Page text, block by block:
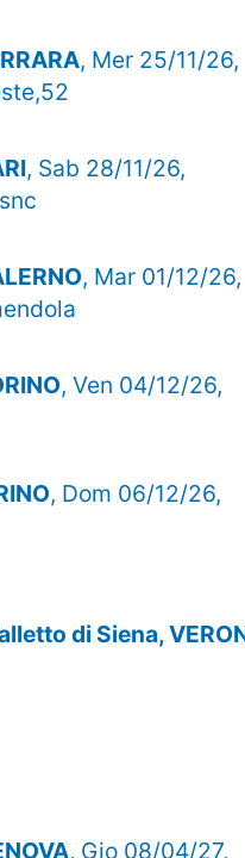
, Mer 25/11/26,
, Sab 28/11/26,
, Mar 01/12/26,
, Ven 04/12/26,
, Dom 06/12/26,
di Siena,
, Gio 08/04/27,